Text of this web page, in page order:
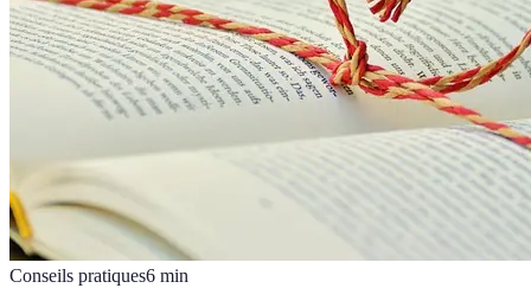
Conseils pratiques6 min